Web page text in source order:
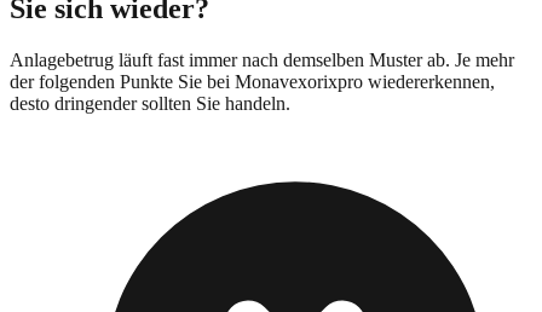
Sie sich wieder?
Anlagebetrug läuft fast immer nach demselben Muster ab. Je mehr
der folgenden Punkte Sie bei Monavexorixpro wiedererkennen,
desto dringender sollten Sie handeln.